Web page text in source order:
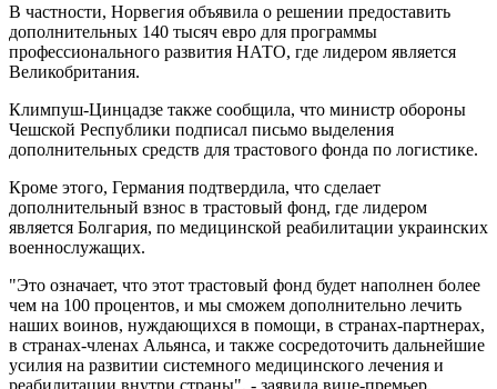
В частности, Норвегия объявила о решении предоставить
дополнительных 140 тысяч евро для программы
профессионального развития НАТО, где лидером является
Великобритания.
Климпуш-Цинцадзе также сообщила, что министр обороны
Чешской Республики подписал письмо выделения
дополнительных средств для трастового фонда по логистике.
Кроме этого, Германия подтвердила, что сделает
дополнительный взнос в трастовый фонд, где лидером
является Болгария, по медицинской реабилитации украинских
военнослужащих.
"Это означает, что этот трастовый фонд будет наполнен более
чем на 100 процентов, и мы сможем дополнительно лечить
наших воинов, нуждающихся в помощи, в странах-партнерах,
в странах-членах Альянса, и также сосредоточить дальнейшие
усилия на развитии системного медицинского лечения и
реабилитации внутри страны", - заявила вице-премьер.